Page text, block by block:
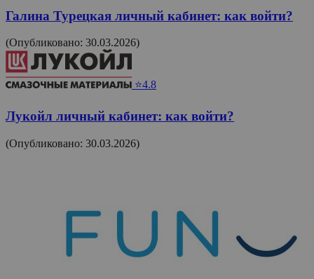
Галина Турецкая личный кабинет: как войти?
(Опубликовано: 30.03.2026)
⭐4.8
Лукойл личный кабинет: как войти?
(Опубликовано: 30.03.2026)